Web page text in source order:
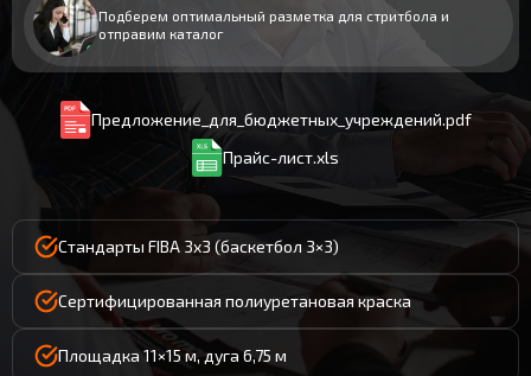
Подберем оптимальный разметка для стритбола и
отправим каталог
Предложение_для_бюджетных_учреждений.pdf
Прайс-лист.xls
Стандарты FIBA 3x3 (баскетбол 3×3)
Сертифицированная полиуретановая краска
Площадка 11×15 м, дуга 6,75 м